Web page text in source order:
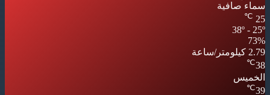
سماء صافية
25
℃
38º - 25º
73%
2.79 كيلومتر/ساعة
38
℃
الخميس
39
℃